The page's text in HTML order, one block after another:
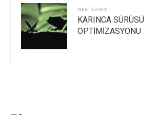
NEXT STORY
KARINCA SÜRÜSÜ
OPTİMİZASYONU